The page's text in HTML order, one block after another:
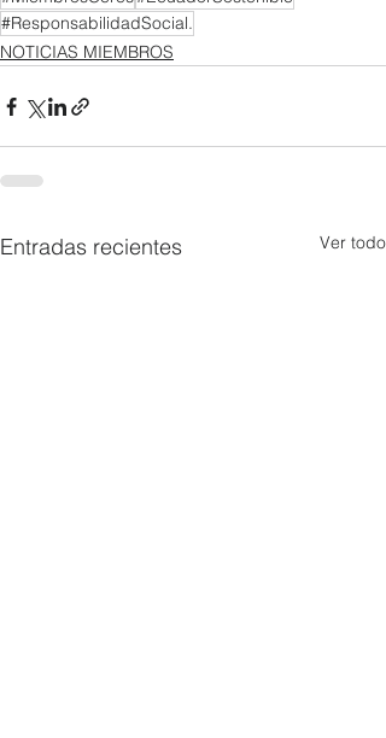
#ResponsabilidadSocial.
NOTICIAS MIEMBROS
Entradas recientes Ver todo